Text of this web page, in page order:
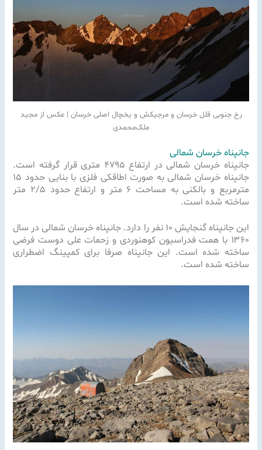
رخ جنوبی قلل خرسان و مرجیکش و یخچال اصلی خرسان | عکس از مجید
ملک‌محمدی
جانپناه خرسان شمالی
جانپناه خرسان شمالی در ارتفاع ۴۷۹۵ متری قرار گرفته است.
جانپناه خرسان شمالی به صورت اطاقکی فلزی با بنایی حدود ۱۵
مترمربع و بالکنی به مساحت ۶ متر و ارتفاع حدود ۲/۵ متر
ساخته شده است.
این جانپناه گنجایش ۱۰ نفر را دارد. جانپناه خرسان شمالی در سال
۱۳۶۰ با همت فدراسیون کوهنوردی و زحمات علی دوست فرضی
ساخته شده است. این جانپناه صرفا برای کمپینگ اضطراری
ساخته شده است.